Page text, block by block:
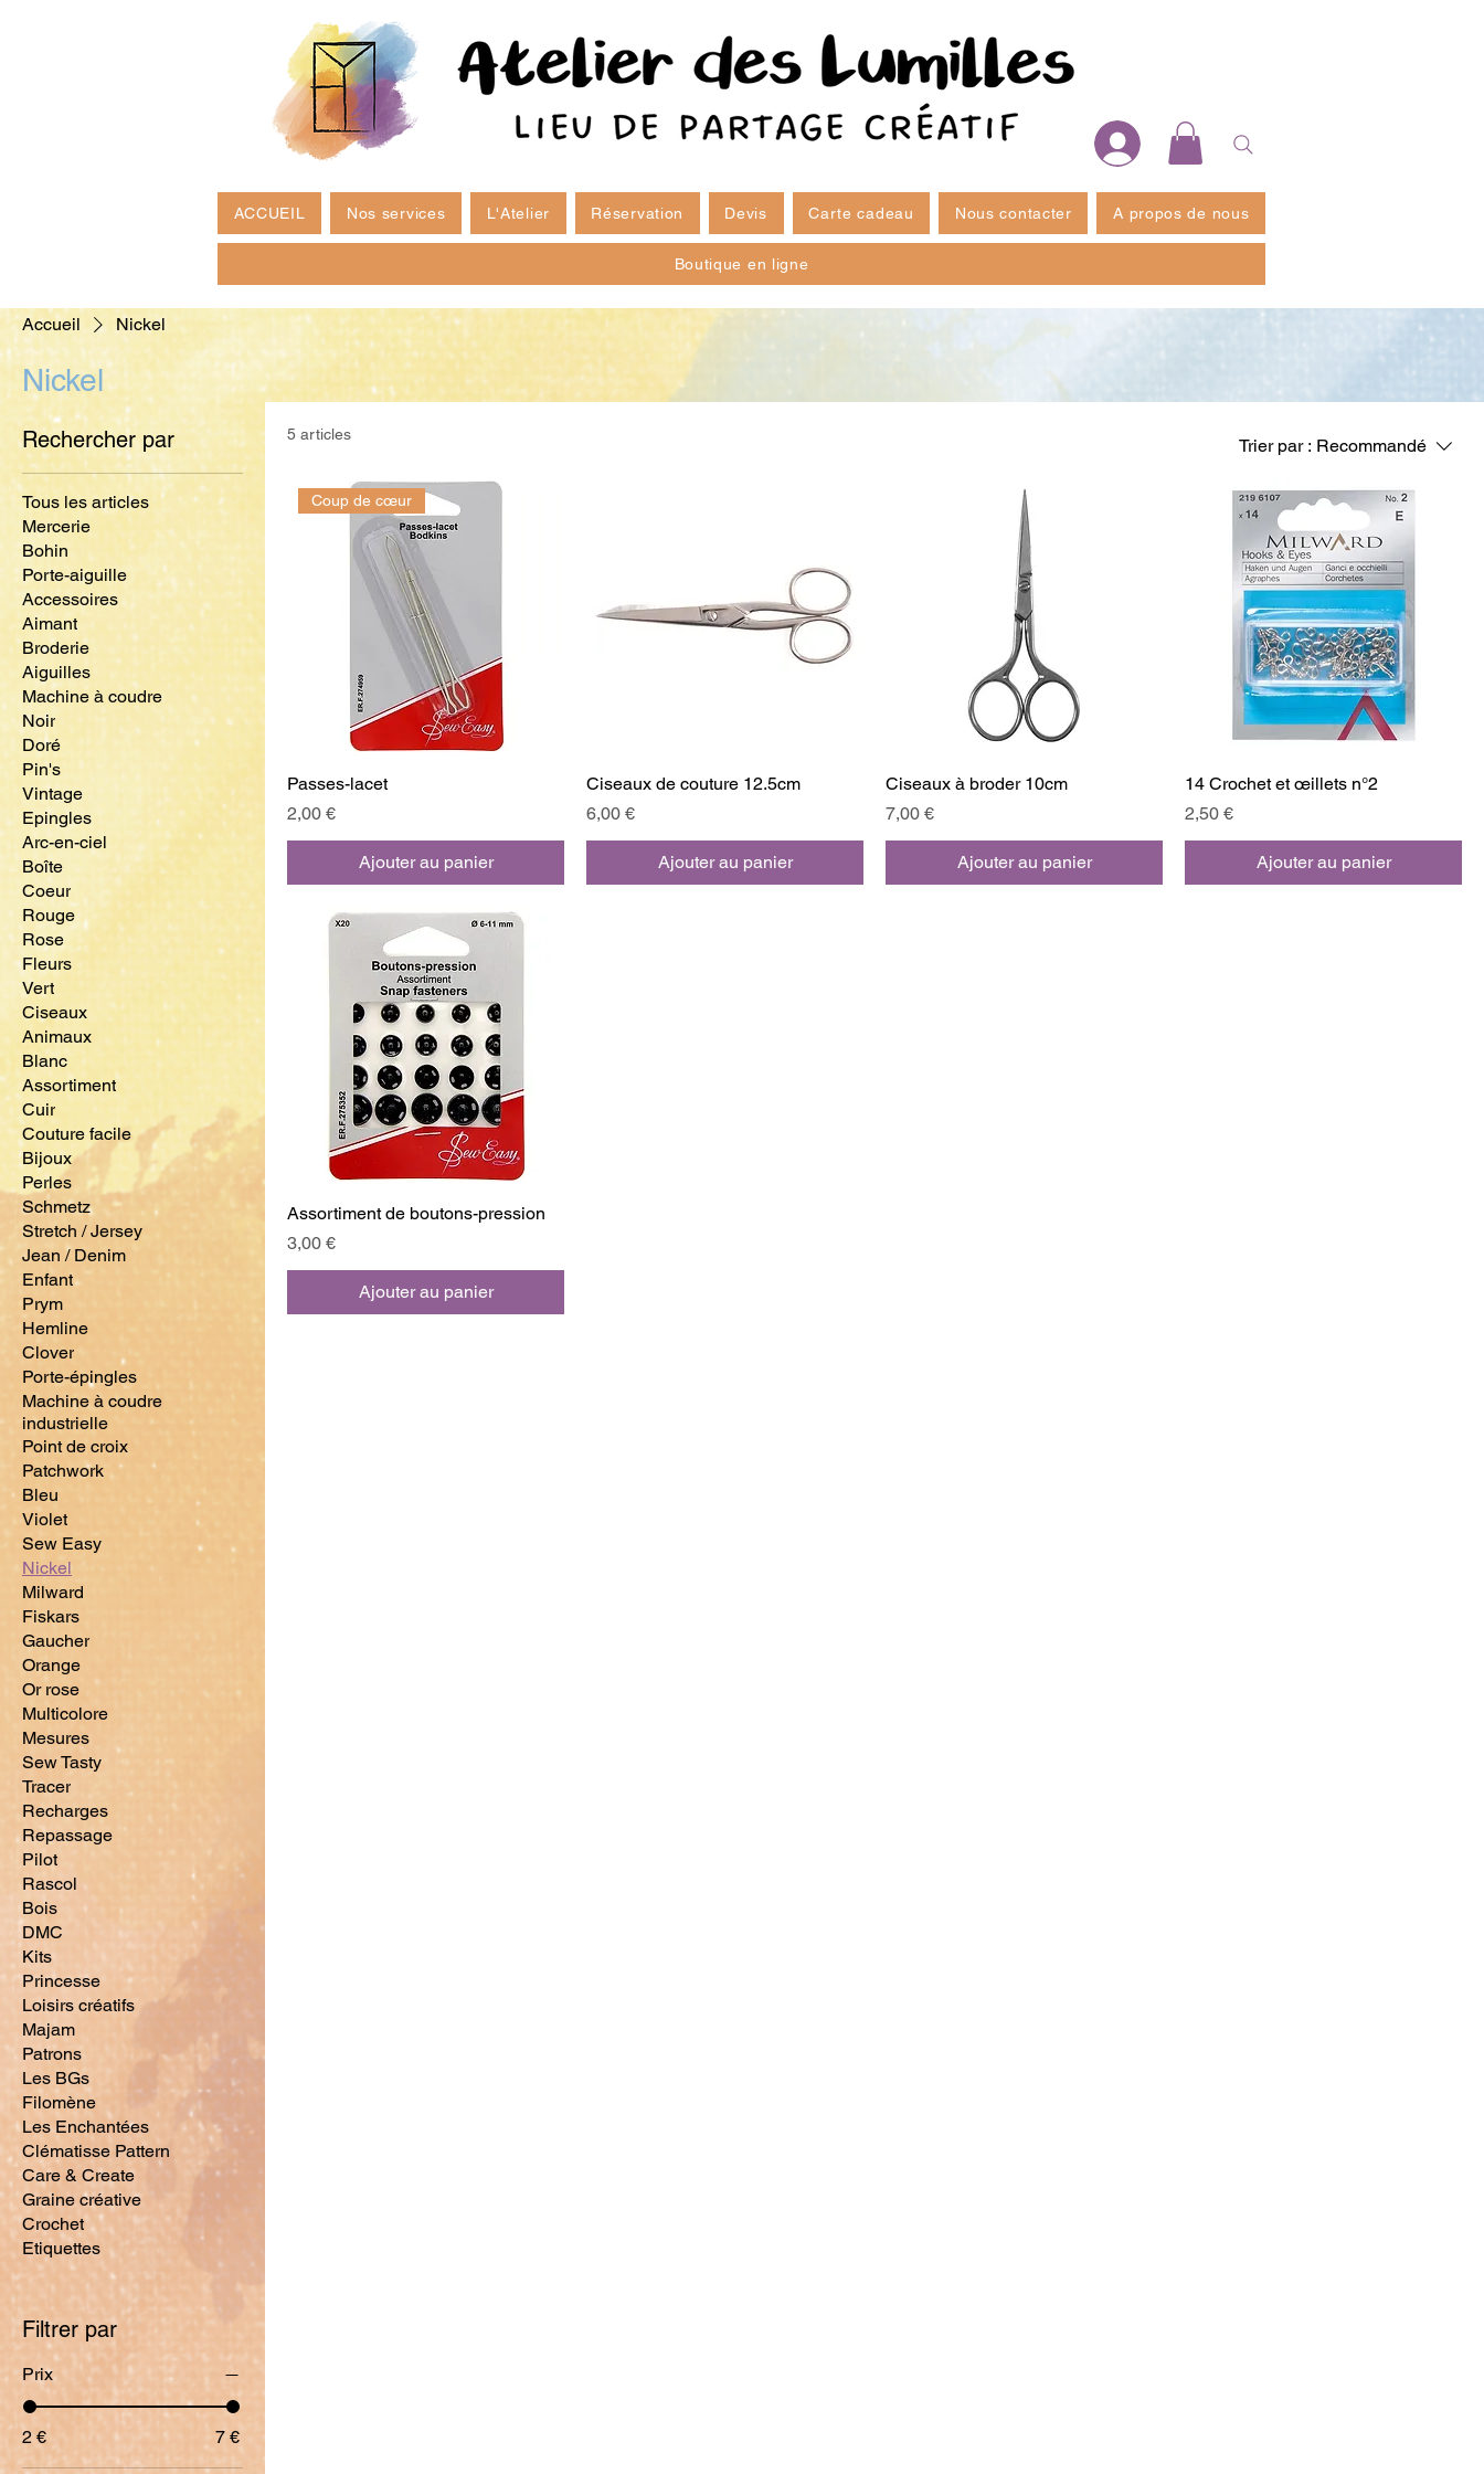
ACCUEIL Nos services L'Atelier Réservation Devis Carte cadeau Nous contacter A propos de nous
Boutique en ligne
Accueil Nickel
Nickel
Rechercher par
Tous les articles
Mercerie
Bohin
Porte-aiguille
Accessoires
Aimant
Broderie
Aiguilles
Machine à coudre
Noir
Doré
Pin's
Vintage
Epingles
Arc-en-ciel
Boîte
Coeur
Rouge
Rose
Fleurs
Vert
Ciseaux
Animaux
Blanc
Assortiment
Cuir
Couture facile
Bijoux
Perles
Schmetz
Stretch / Jersey
Jean / Denim
Enfant
Prym
Hemline
Clover
Porte-épingles
Machine à coudre
industrielle
Point de croix
Patchwork
Bleu
Violet
Sew Easy
Nickel
Milward
Fiskars
Gaucher
Orange
Or rose
Multicolore
Mesures
Sew Tasty
Tracer
Recharges
Repassage
Pilot
Rascol
Bois
DMC
Kits
Princesse
Loisirs créatifs
Majam
Patrons
Les BGs
Filomène
Les Enchantées
Clématisse Pattern
Care & Create
Graine créative
Crochet
Etiquettes
Filtrer par
Prix
2 € 7 €
5 articles
Trier par : Recommandé
Coup de cœur
Passes-lacet
Prix
2,00 €
Ajouter au panier
Ciseaux de couture 12.5cm
Prix
6,00 €
Ajouter au panier
Ciseaux à broder 10cm
Prix
7,00 €
Ajouter au panier
14 Crochet et œillets n°2
Prix
2,50 €
Ajouter au panier
Assortiment de boutons-pression
Prix
3,00 €
Ajouter au panier